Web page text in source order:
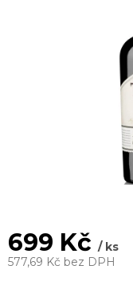
699 Kč/ ks
577,69 Kč bez DPH